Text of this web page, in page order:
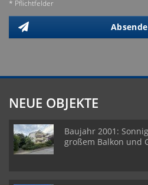
* Pflichtfelder
NEUE OBJEKTE
Baujahr 2001:
großem Balkon und